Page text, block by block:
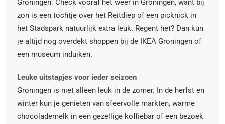
Groningen. Check vooraf het weer in Groningen, want bij
zon is een tochtje over het Reitdiep of een picknick in
het Stadspark natuurlijk extra leuk. Regent het? Dan kun
je altijd nog overdekt shoppen bij de IKEA Groningen of
een museum induiken.
Leuke uitstapjes voor ieder seizoen
Groningen is niet alleen leuk in de zomer. In de herfst en
winter kun je genieten van sfeervolle markten, warme
chocolademelk in een gezellige koffiebar of een bezoek